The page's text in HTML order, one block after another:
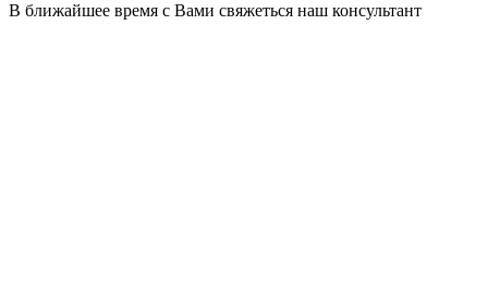
В ближайшее время с Вами свяжеться наш консультант